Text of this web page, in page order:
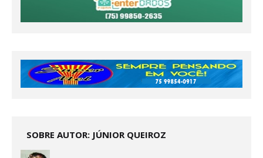
SOBRE AUTOR: JÚNIOR QUEIROZ